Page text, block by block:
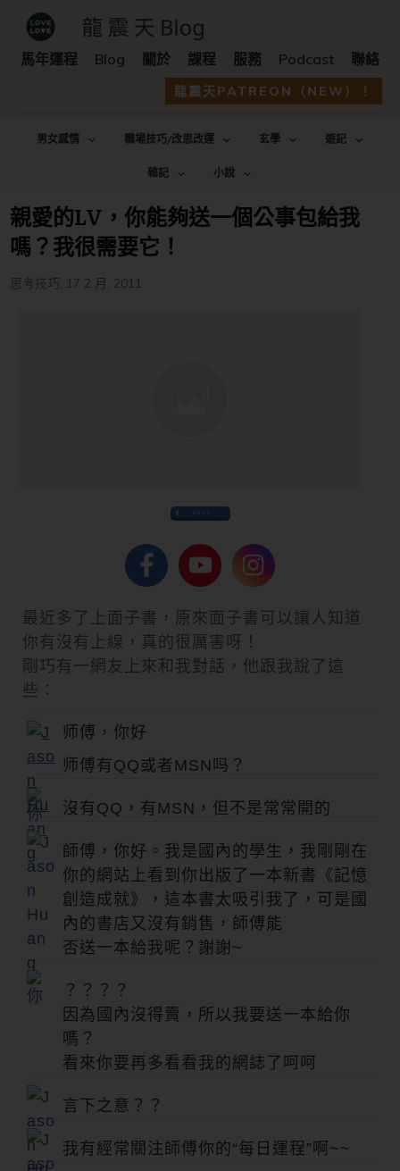
馬年運程 Blog 關於 課程 服務 Podcast 聯絡
龍震天PATREON（NEW）！
男女感情 職場技巧/改思改運 玄學
遊記
雜記
小說
親愛的LV，你能夠送一個公事包給我
嗎？我很需要它！
思考技巧, 17 2 月, 2011
Share
最近多了上面子書，原來面子書可以讓人知道
你有沒有上線，真的很厲害呀！
剛巧有一網友上來和我對話，他跟我說了這
些：
师傅，你好
师傅有QQ或者MSN吗？
沒有QQ，有MSN，但不是常常開的
師傅，你好。我是國內的學生，我剛剛在
你的網站上看到你出版了一本新書《記憶
創造成就》，這本書太吸引我了，可是國
內的書店又沒有銷售，師傅能
否送一本給我呢？謝謝~
？？？？
因為國內沒得賣，所以我要送一本給你
嗎？
看來你要再多看看我的網誌了呵呵
言下之意？？
我有經常關注師傅你的“每日運程”啊~~